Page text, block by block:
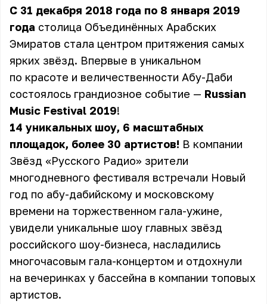
С 31 декабря 2018 года по 8 января 2019
года столица Объединённых Арабских
Эмиратов стала центром притяжения самых
ярких звёзд. Впервые в уникальном
по красоте и величественности Абу-Даби
состоялось грандиозное событие — Russian
Music Festival 2019!
14 уникальных шоу, 6 масштабных
площадок, более 30 артистов! В компании
Звёзд «Русского Радио» зрители
многодневного фестиваля встречали Новый
год по абу-дабийскому и московскому
времени на торжественном гала-ужине,
увидели уникальные шоу главных звёзд
российского шоу-бизнеса, насладились
многочасовым гала-концертом и отдохнули
на вечеринках у бассейна в компании топовых
артистов.